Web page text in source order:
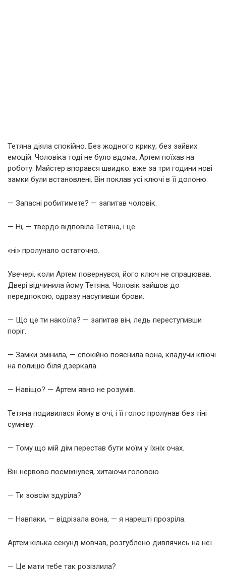
Тетяна діяла спокійно. Без жодного крику, без зайвих
емоцій. Чоловіка тоді не було вдома, Артем поїхав на
роботу. Майстер впорався швидко: вже за три години нові
замки були встановлені. Він поклав усі ключі в її долоню.
— Запасні робитимете? — запитав чоловік.
— Ні, — твердо відповіла Тетяна, і це
«ні» пролунало остаточно.
Увечері, коли Артем повернувся, його ключ не спрацював.
Двері відчинила йому Тетяна. Чоловік зайшов до
передпокою, одразу насупивши брови.
— Що це ти накоїла? — запитав він, ледь переступивши
поріг.
— Замки змінила, — спокійно пояснила вона, кладучи ключі
на полицю біля дзеркала.
— Навіщо? — Артем явно не розумів.
Тетяна подивилася йому в очі, і її голос пролунав без тіні
сумніву.
— Тому що мій дім перестав бути моїм у їхніх очах.
Він нервово посміхнувся, хитаючи головою.
— Ти зовсім здуріла?
— Навпаки, — відрізала вона, — я нарешті прозріла.
Артем кілька секунд мовчав, розгублено дивлячись на неї.
— Це мати тебе так розізлила?